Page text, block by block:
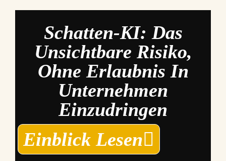
Schatten-KI: Das
Unsichtbare Risiko,
Ohne Erlaubnis In
Unternehmen
Einzudringen
Einblick Lesen